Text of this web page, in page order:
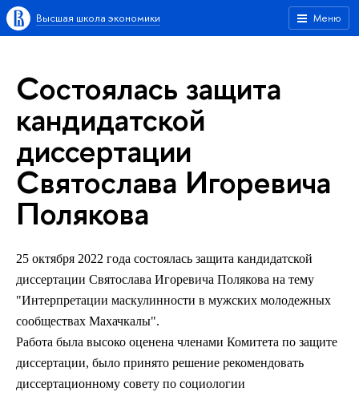
Меню
Высшая школа экономики
Состоялась защита
кандидатской
диссертации
Святослава Игоревича
Полякова
25 октября 2022 года состоялась защита кандидатской
диссертации Святослава Игоревича Полякова на тему
"Интерпретации маскулинности в мужских молодежных
сообществах Махачкалы".
Работа была высоко оценена членами Комитета по защите
диссертации, было принято решение рекомендовать
диссертационному совету по социологии